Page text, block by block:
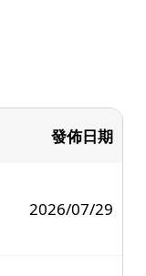
發佈日期
2026/07/29